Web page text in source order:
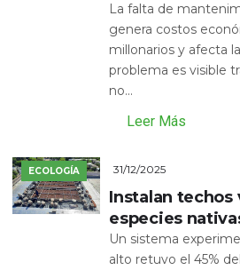
La falta de
genera costos
millonarios y afecta
problema es visible
no...
Leer Más
ECOLOGÍA 31/12/2025
Instalan techos
especies
Un sistema
alto retuvo el 45%